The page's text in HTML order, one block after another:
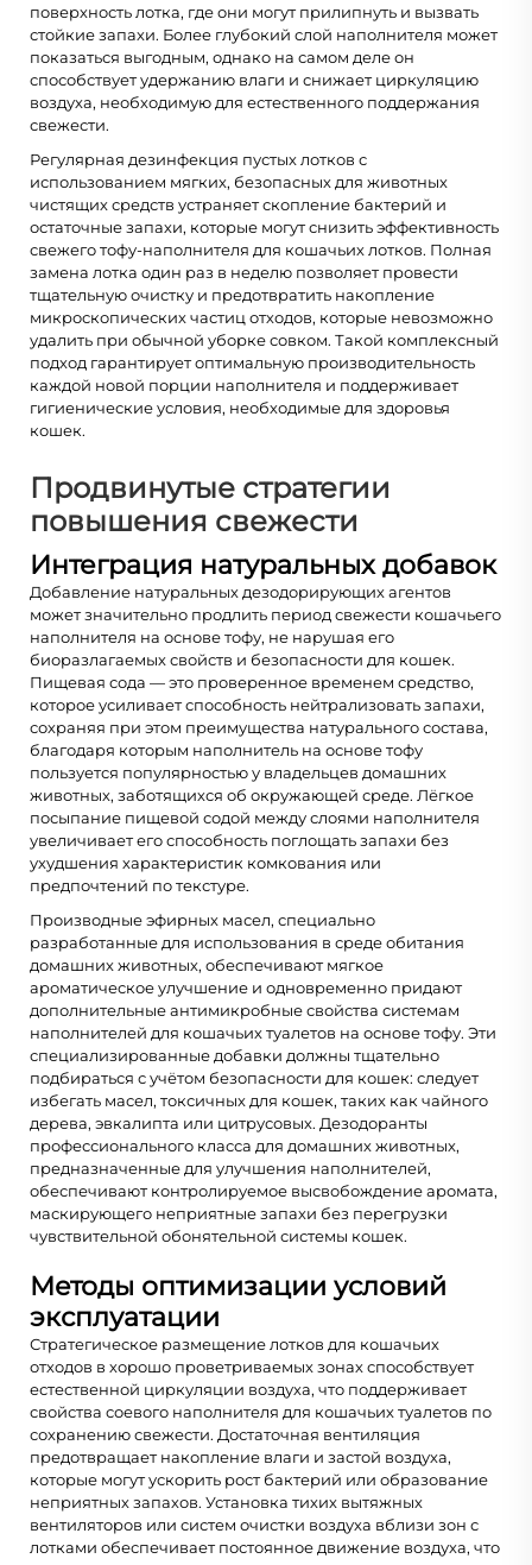
поверхность лотка, где они могут прилипнуть и вызвать
стойкие запахи. Более глубокий слой наполнителя может
показаться выгодным, однако на самом деле он
способствует удержанию влаги и снижает циркуляцию
воздуха, необходимую для естественного поддержания
свежести.
Регулярная дезинфекция пустых лотков с
использованием мягких, безопасных для животных
чистящих средств устраняет скопление бактерий и
остаточные запахи, которые могут снизить эффективность
свежего тофу-наполнителя для кошачьих лотков. Полная
замена лотка один раз в неделю позволяет провести
тщательную очистку и предотвратить накопление
микроскопических частиц отходов, которые невозможно
удалить при обычной уборке совком. Такой комплексный
подход гарантирует оптимальную производительность
каждой новой порции наполнителя и поддерживает
гигиенические условия, необходимые для здоровья
кошек.
Продвинутые стратегии
повышения свежести
Интеграция натуральных добавок
Добавление натуральных дезодорирующих агентов
может значительно продлить период свежести кошачьего
наполнителя на основе тофу, не нарушая его
биоразлагаемых свойств и безопасности для кошек.
Пищевая сода — это проверенное временем средство,
которое усиливает способность нейтрализовать запахи,
сохраняя при этом преимущества натурального состава,
благодаря которым наполнитель на основе тофу
пользуется популярностью у владельцев домашних
животных, заботящихся об окружающей среде. Лёгкое
посыпание пищевой содой между слоями наполнителя
увеличивает его способность поглощать запахи без
ухудшения характеристик комкования или
предпочтений по текстуре.
Производные эфирных масел, специально
разработанные для использования в среде обитания
домашних животных, обеспечивают мягкое
ароматическое улучшение и одновременно придают
дополнительные антимикробные свойства системам
наполнителей для кошачьих туалетов на основе тофу. Эти
специализированные добавки должны тщательно
подбираться с учётом безопасности для кошек: следует
избегать масел, токсичных для кошек, таких как чайного
дерева, эвкалипта или цитрусовых. Дезодоранты
профессионального класса для домашних животных,
предназначенные для улучшения наполнителей,
обеспечивают контролируемое высвобождение аромата,
маскирующего неприятные запахи без перегрузки
чувствительной обонятельной системы кошек.
Методы оптимизации условий
эксплуатации
Стратегическое размещение лотков для кошачьих
отходов в хорошо проветриваемых зонах способствует
естественной циркуляции воздуха, что поддерживает
свойства соевого наполнителя для кошачьих туалетов по
сохранению свежести. Достаточная вентиляция
предотвращает накопление влаги и застой воздуха,
которые могут ускорить рост бактерий или образование
неприятных запахов. Установка тихих вытяжных
вентиляторов или систем очистки воздуха вблизи зон с
лотками обеспечивает постоянное движение воздуха, что